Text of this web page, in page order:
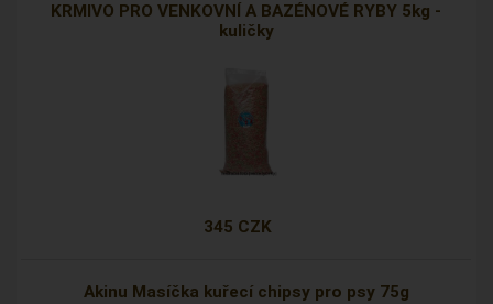
KRMIVO PRO VENKOVNÍ A BAZÉNOVÉ RYBY 5kg -
kuličky
345 CZK
Akinu Masíčka kuřecí chipsy pro psy 75g